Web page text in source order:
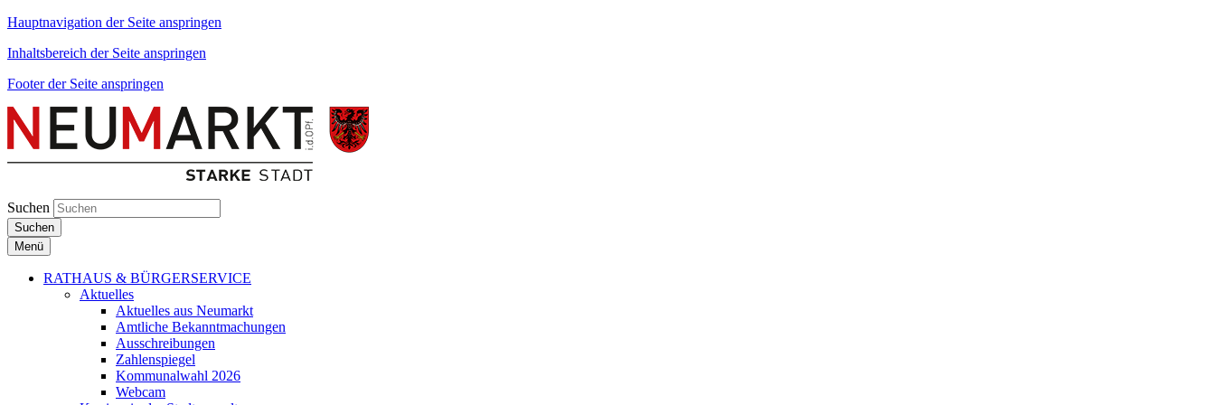
Hauptnavigation der Seite anspringen
Inhaltsbereich der Seite anspringen
Footer der Seite anspringen
Suchen
Suchen
Menü
RATHAUS & BÜRGERSERVICE
Aktuelles
Aktuelles aus Neumarkt
Amtliche Bekanntmachungen
Ausschreibungen
Zahlenspiegel
Kommunalwahl 2026
Webcam